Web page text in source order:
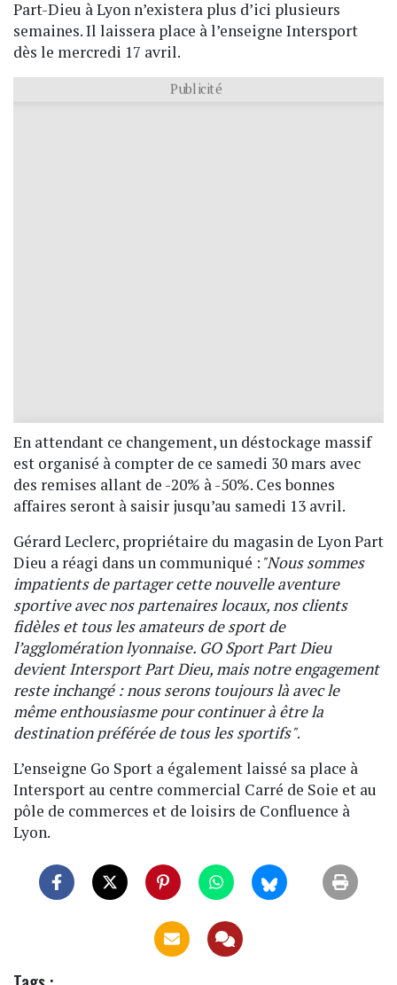
Part-Dieu à Lyon n’existera plus d’ici plusieurs
semaines. Il laissera place à l’enseigne Intersport
dès le mercredi 17 avril.
Publicité
En attendant ce changement, un déstockage massif
est organisé à compter de ce samedi 30 mars avec
des remises allant de -20% à -50%. Ces bonnes
affaires seront à saisir jusqu’au samedi 13 avril.
Gérard Leclerc, propriétaire du magasin de Lyon Part
Dieu a réagi dans un communiqué : "Nous sommes
impatients de partager cette nouvelle aventure
sportive avec nos partenaires locaux, nos clients
fidèles et tous les amateurs de sport de
l’agglomération lyonnaise. GO Sport Part Dieu
devient Intersport Part Dieu, mais notre engagement
reste inchangé : nous serons toujours là avec le
même enthousiasme pour continuer à être la
destination préférée de tous les sportifs".
L’enseigne Go Sport a également laissé sa place à
Intersport au centre commercial Carré de Soie et au
pôle de commerces et de loisirs de Confluence à
Lyon.